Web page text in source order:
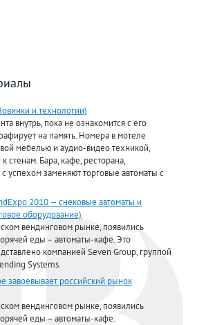
и технологии)
внутрь, пока не ознакомится с его
на память. Номера в мотеле
мебелью и аудио-видео техникой,
стенам. Бара, кафе, ресторана,
с успехом заменяют торговые автоматы с
2010 — снековые автоматы и
оборудование)
вендинговом рынке, появились
еды – автоматы-кафе. Это
компанией Seven Group, группой
Systems.
завоевывает российский рынок
вендинговом рынке, появились
еды – автоматы-кафе.